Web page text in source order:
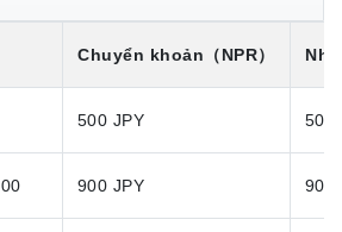
Chuyển khoản （NPR）
500 JPY 500
900 JPY 900